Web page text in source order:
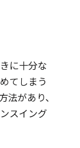
に十分な
てしまう
法があり、
スイング